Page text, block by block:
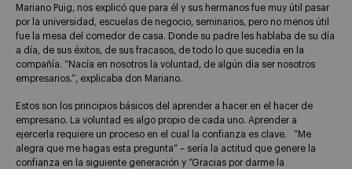
Mariano Puig, nos explicó que para él y sus hermanos fue muy útil pasar
por la universidad, escuelas de negocio, seminarios, pero no menos útil
fue la mesa del comedor de casa. Donde su padre les hablaba de su día
a día, de sus éxitos, de sus fracasos, de todo lo que sucedía en la
compañía. “Nacía en nosotros la voluntad, de algún día ser nosotros
empresarios.”, explicaba don Mariano.
Estos son los principios básicos del aprender a hacer en el hacer de
empresario. La voluntad es algo propio de cada uno. Aprender a
ejercerla requiere un proceso en el cual la confianza es clave. “Me
alegra que me hagas esta pregunta” – sería la actitud que genere la
confianza en la siguiente generación y “Gracias por darme la